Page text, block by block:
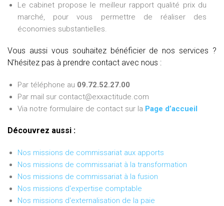
Le cabinet propose le meilleur rapport qualité prix du
marché, pour vous permettre de réaliser des
économies substantielles.
Vous aussi vous souhaitez bénéficier de nos services ?
N’hésitez pas à prendre contact avec nous :
Par téléphone au 09.72.52.27.00
Par mail sur contact@exxactitude.com
Via notre formulaire de contact sur la Page d’accueil
Découvrez aussi :
Nos missions de commissariat aux apports
Nos missions de commissariat à la transformation
Nos missions de commissariat à la fusion
Nos missions d'expertise comptable
Nos missions d'externalisation de la paie